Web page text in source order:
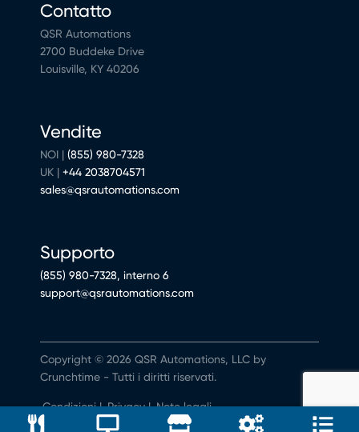
Contatto
QSR Automations
2700 Buddeke Drive
Louisville, KY 40206
Vendite
NOI | (855) 980-7328
UK | +44 2038704571
sales@qsrautomations.com
Supporto
(855) 980-7328, interno 6
support@qsrautomations.com
Condizioni|Privacy|Note legali
Non vendere né condividere i miei dati personali
Copyright © 2026 QSR Automations, LLC by
Crunchtime - Tutti i diritti riservati.